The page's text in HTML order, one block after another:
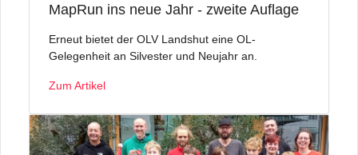
MapRun ins neue Jahr - zweite Auflage
Erneut bietet der OLV Landshut eine OL-
Gelegenheit an Silvester und Neujahr an.
Zum Artikel